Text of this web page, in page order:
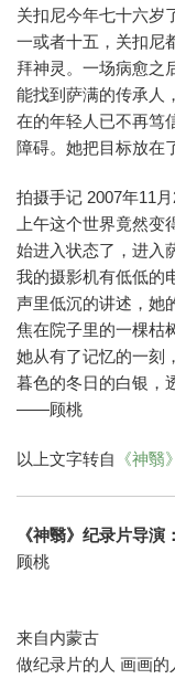
关扣尼今年七十六岁
一或者十五，关扣尼
拜神灵。一场病愈之
能找到萨满的传承人
在的年轻人已不再笃
障碍。她把目标放
拍摄手记 2007年11月
上午这个世界竟然
始进入状态了，进入
我的摄影机有低低的
声里低沉的讲述，她
焦在院子里的一棵枯
她从有了记忆的一刻
暮色的冬日的白银
——顾桃
以上文字转自 《神翳
《神翳》纪录片导演：
顾桃
来自内蒙古
做纪录片的人 画画的